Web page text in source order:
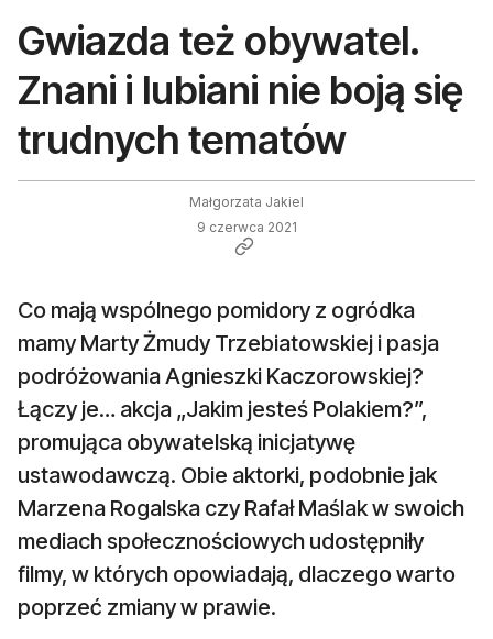
Gwiazda też obywatel.
Znani i lubiani nie boją się
trudnych tematów
Małgorzata Jakiel
9 czerwca 2021
Co mają wspólnego pomidory z ogródka
mamy Marty Żmudy Trzebiatowskiej i pasja
podróżowania Agnieszki Kaczorowskiej?
Łączy je… akcja „Jakim jesteś Polakiem?”,
promująca obywatelską inicjatywę
ustawodawczą. Obie aktorki, podobnie jak
Marzena Rogalska czy Rafał Maślak w swoich
mediach społecznościowych udostępniły
filmy, w których opowiadają, dlaczego warto
poprzeć zmiany w prawie.